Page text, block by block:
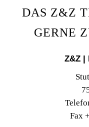
DAS Z&Z
GERNE
Z&Z |
Fax